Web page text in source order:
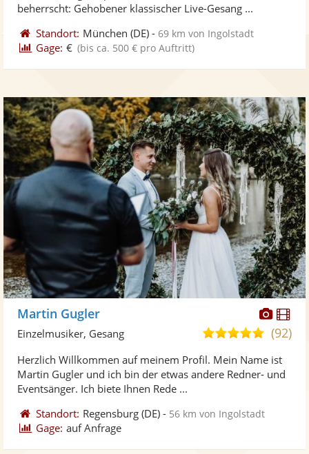
beherrscht: Gehobener klassischer Live-Gesang ...
Standort: München (DE) -69 km von Ingolstadt
Gage: € (bis ca. 500 € pro Auftritt)
Fotos
Martin Gugler
5,0
5
(92)
Einzelmusiker, Gesang
Herzlich Willkommen auf meinem Profil. Mein Name ist
Martin Gugler und ich bin der etwas andere Redner- und
Eventsänger. Ich biete Ihnen Rede ...
Standort: Regensburg (DE) - 56 km von Ingolstadt
Gage: auf Anfrage